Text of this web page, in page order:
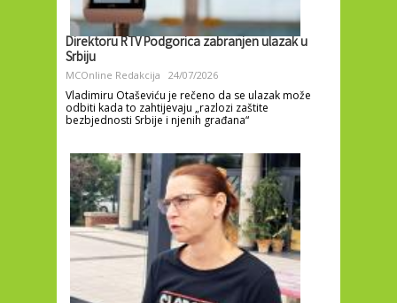
Direktoru RTV Podgorica zabranjen ulazak u
Srbiju
MCOnline Redakcija 24/07/2026
Vladimiru Otaševiću je rečeno da se ulazak može
odbiti kada to zahtijevaju „razlozi zaštite
bezbjednosti Srbije i njenih građana“